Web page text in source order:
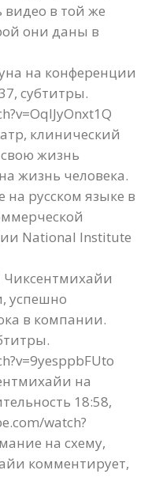
видео в той же
они даны в
на конференции
субтитры.
клинический
жизнь
жизнь человека.
на русском языке в
National Institute
Чиксентмихайи
успешно
в компании.
на
18:58,
watch?
на схему,
комментирует,